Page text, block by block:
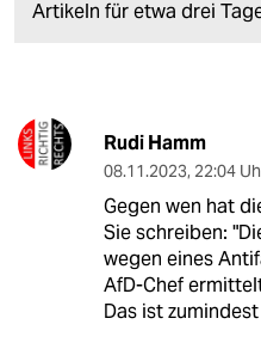
Artikeln für etwa drei
Rudi Hamm
08.11.2023, 22:04
Gegen wen hat
Sie schreiben:
wegen eines
AfD-Chef
Das ist